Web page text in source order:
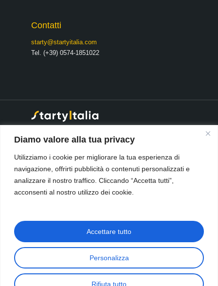
Diamo valore alla tua privacy
Utilizziamo i cookie per migliorare la tua esperienza di
navigazione, offrirti pubblicità o contenuti personalizzati e
analizzare il nostro traffico. Cliccando “Accetta tutti”,
acconsenti al nostro utilizzo dei cookie.
Personalizza
Rifiuta tutto
Accettare tutto
Contatti
starty@startyitalia.com
Tel. (+39) 0574-1851022
Società soggetta a direzione e
Open Source Italia S.r.l. cod.
fisc. e Num. Reg Imprese
Pistoia-Prato.
Data Security & Privacy Policy
🇮🇹Privacy e Sicurezza Starty
Termini e Condizioni
🇬🇧Security & Privacy Starty
Terms & Conditions